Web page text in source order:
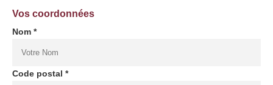
Vos coordonnées
Nom *
Code postal *